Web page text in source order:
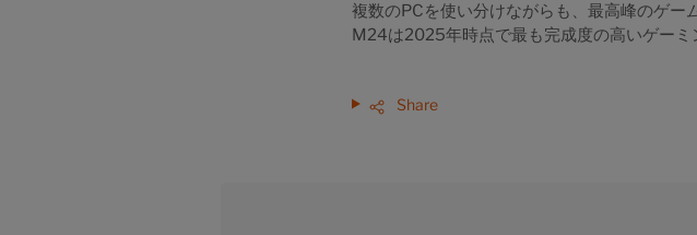
複数のPCを使い分けながらも、最高峰のゲ
M24は2025年時点で最も完成度の高いゲーミ
Share